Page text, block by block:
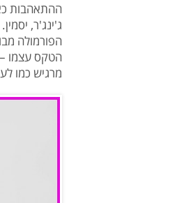
ההתאהבות
ג'ינג'ר,
הפורמולה
הטקס עצמו
מרגיש כמו